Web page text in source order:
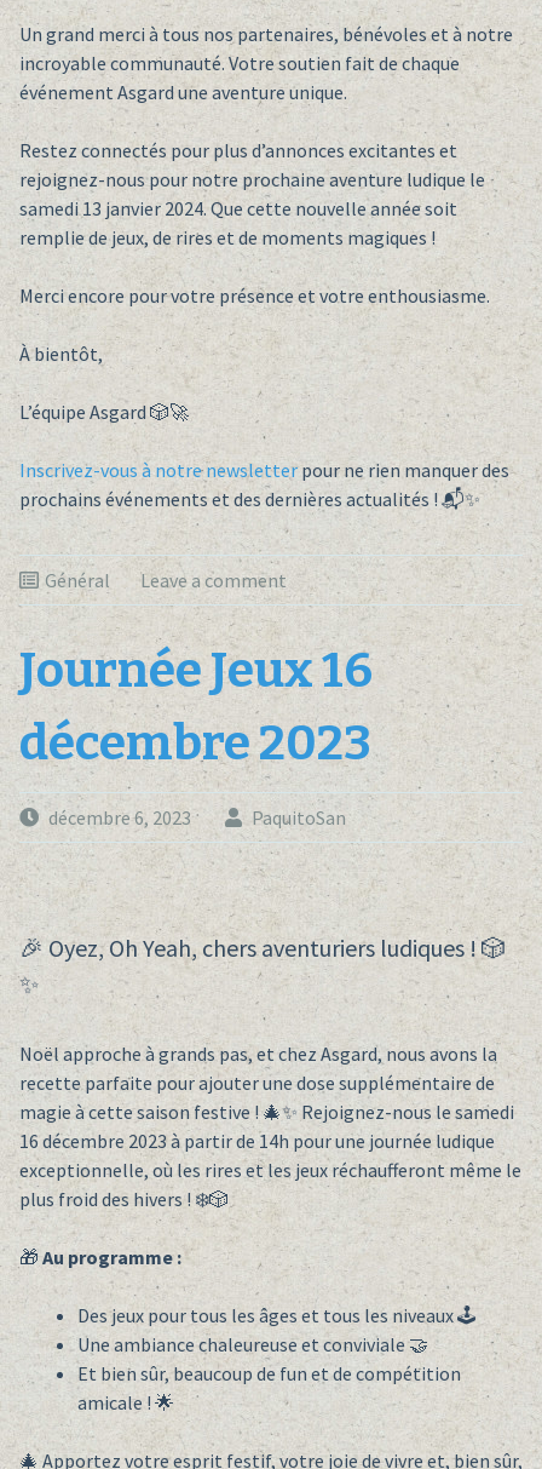
Un grand merci à tous nos partenaires, bénévoles et à notre
incroyable communauté. Votre soutien fait de chaque
événement Asgard une aventure unique.
Restez connectés pour plus d’annonces excitantes et
rejoignez-nous pour notre prochaine aventure ludique le
samedi 13 janvier 2024. Que cette nouvelle année soit
remplie de jeux, de rires et de moments magiques !
Merci encore pour votre présence et votre enthousiasme.
À bientôt,
L’équipe Asgard 🎲🚀
Inscrivez-vous à notre newsletterpour ne rien manquer des
prochains événements et des dernières actualités ! 📬✨
Général Leave a comment
Journée Jeux 16
décembre 2023
décembre 6, 2023 PaquitoSan
🎉 Oyez, Oh Yeah, chers aventuriers ludiques ! 🎲
✨
Noël approche à grands pas, et chez Asgard, nous avons la
recette parfaite pour ajouter une dose supplémentaire de
magie à cette saison festive ! 🎄✨ Rejoignez-nous le samedi
16 décembre 2023 à partir de 14h pour une journée ludique
exceptionnelle, où les rires et les jeux réchaufferont même le
plus froid des hivers ! ❄️🎲
🎁Au programme :
Des jeux pour tous les âges et tous les niveaux 🕹️
Une ambiance chaleureuse et conviviale 🤝
Et bien sûr, beaucoup de fun et de compétition
amicale ! 🌟
🎄 Apportez votre esprit festif, votre joie de vivre et, bien sûr,